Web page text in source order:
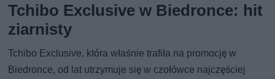
Tchibo Exclusive w Biedronce: hit
ziarnisty
Tchibo Exclusive, która właśnie trafiła na promocję w
Biedronce, od lat utrzymuje się w czołówce najczęściej